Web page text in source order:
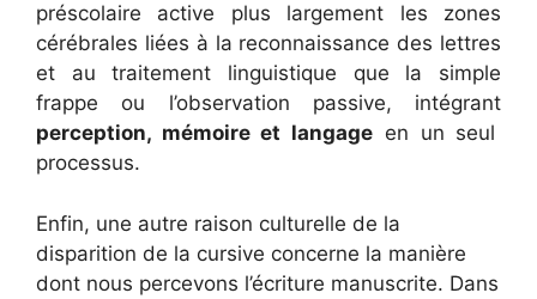
préscolaire active plus largement les zones
cérébrales liées à la reconnaissance des lettres
et au traitement linguistique que la simple
frappe ou l’observation passive, intégrant
perception, mémoire et langage en un seul
processus.
Enfin, une autre raison culturelle de la
disparition de la cursive concerne la manière
dont nous percevons l’écriture manuscrite. Dans